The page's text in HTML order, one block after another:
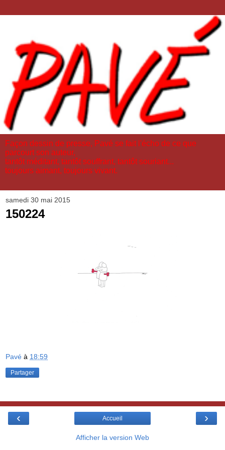
Façon dessin de presse, Pavé se fait l'écho de ce que
parcourt son auteur,
tantôt méditant, tantôt souffrant, tantôt souriant...
toujours aimant, toujours vivant.
samedi 30 mai 2015
150224
Pavé à 18:59
Partager
‹ ›
Accueil
Afficher la version Web